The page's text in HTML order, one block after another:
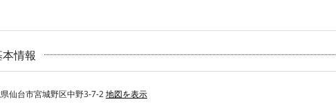
情報
仙台市宮城野区中野3-7-2地図を表示